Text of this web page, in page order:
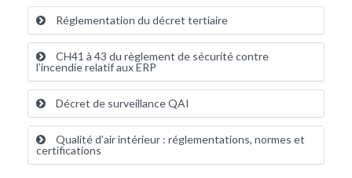
Réglementation du décret tertiaire
CH41 à 43 du règlement de sécurité contre
l’incendie relatif aux ERP
Décret de surveillance QAI
Qualité d’air intérieur : réglementations, normes et
certifications